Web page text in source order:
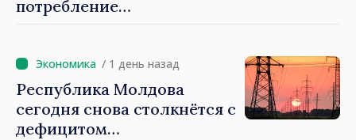
потребление
/ 1 день назад
Республика Молдова
сегодня снова столкнётся с
дефицитом